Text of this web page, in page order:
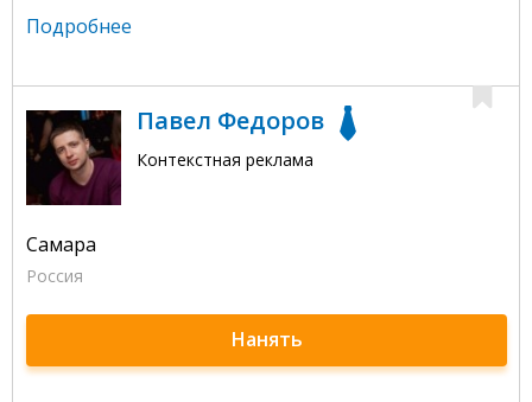
Подробнее
Павел Федоров
Контекстная реклама
Самара
Россия
Нанять